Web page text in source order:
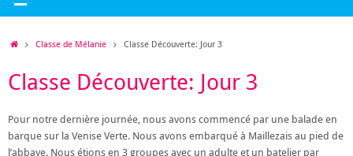
AccueilClasse de Mélanie Classe Découverte: Jour 3
Classe Découverte: Jour 3
Pour notre dernière journée, nous avons commencé par une balade en
barque sur la Venise Verte. Nous avons embarqué à Maillezais au pied de
l’abbaye. Nous étions en 3 groupes avec un adulte et un batelier par